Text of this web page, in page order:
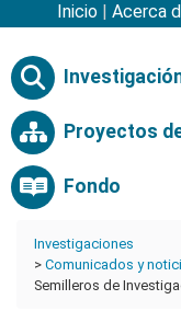
Inicio | Acerca
Proyectos
Fondo
Investigaciones
> Comunicados y
Semilleros de